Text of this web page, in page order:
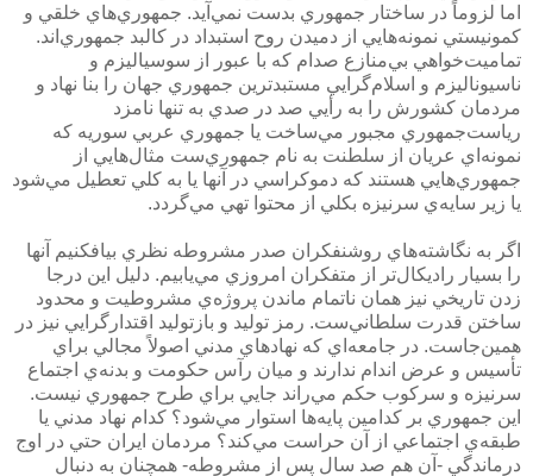
اما لزوماً در ساختار جمهوري بدست نمي‌آيد. جمهوري‌هاي خلقي و
كمونيستي نمونه‌هايي از دميدن روح استبداد در كالبد جمهوري‌اند.
تماميت‌خواهي بي‌منازع صدام كه با عبور از سوسياليزم و
ناسيوناليزم و اسلام‌گرايي مستبدترين جمهوري جهان را بنا نهاد و
مردمان كشورش را به رأيي صد در صدي به تنها نامزد
رياست‌جمهوري مجبور مي‌ساخت يا جمهوري عربي سوريه كه
نمونه‌اي عريان از سلطنت به نام جمهوري‌ست مثال‌هايي از
جمهوري‌هايي هستند كه دموكراسي در آنها يا به كلي تعطيل مي‌شود
يا زير سايه‌ي سرنيزه بكلي از محتوا تهي مي‌گردد.
اگر به نگاشته‌هاي روشنفكران صدر مشروطه نظري بيافكنيم آنها
را بسيار راديكال‌تر از متفكران امروزي مي‌يابيم. دليل اين درجا
زدن تاريخي نيز همان ناتمام ماندن پروژه‌ي مشروطيت و محدود
ساختن قدرت سلطاني‌ست. رمز توليد و بازتوليد اقتدارگرايي نيز در
همين‌جاست. در جامعه‌اي كه نهادهاي مدني اصولاً مجالي براي
تأسيس و عرض‌ اندام ندارند و ميان رآس حكومت و بدنه‌ي اجتماع
سرنيزه و سركوب حكم مي‌راند جايي براي طرح جمهوري نيست.
اين جمهوري بر كدامين پايه‌ها استوار مي‌شود؟ كدام نهاد مدني يا
طبقه‌ي اجتماعي از آن حراست مي‌كند؟ مردمان ايران حتي در اوج
درماندگي -آن هم صد سال پس از مشروطه- همچنان به دنبال